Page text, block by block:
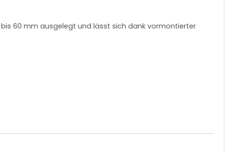
60 mm ausgelegt und lässt sich dank vormontierter